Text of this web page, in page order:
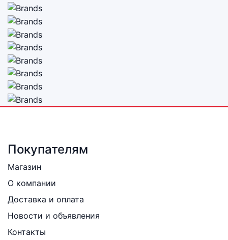
Покупателям
Магазин
О компании
Доставка и оплата
Новости и объявления
Контакты